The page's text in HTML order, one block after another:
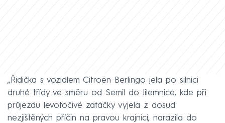
„Řidička s vozidlem Citroën Berlingo jela po silnici
druhé třídy ve směru od Semil do Jilemnice, kde při
průjezdu levotočivé zatáčky vyjela z dosud
nezjištěných příčin na pravou krajnici, narazila do